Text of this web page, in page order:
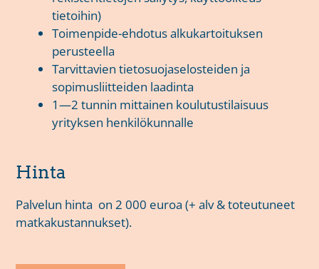
tietoihin)
Toimenpide-ehdotus alkukartoituksen
perusteella
Tarvittavien tietosuojaselosteiden ja
sopimusliitteiden laadinta
1—2 tunnin mittainen koulutustilaisuus
yrityksen henkilökunnalle
Hinta
Palvelun hinta on 2 000 euroa (+ alv & toteutuneet
matkakustannukset).